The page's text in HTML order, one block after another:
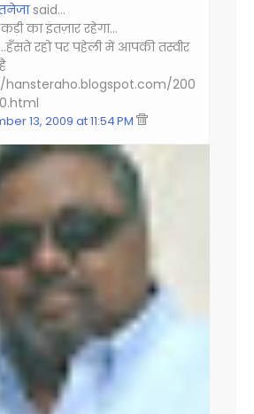
said…
का इंतज़ार रहेगा...
रहो पर पहेली में आपकी तस्वीर
200
13, 2009 at 11:54 PM